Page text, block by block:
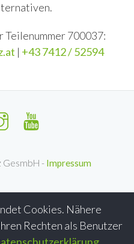
Cookies. Nähere
Rechten als Benutzer
Teilenummer 700037:
| +43 7412 / 52594
GesmbH - Impressum